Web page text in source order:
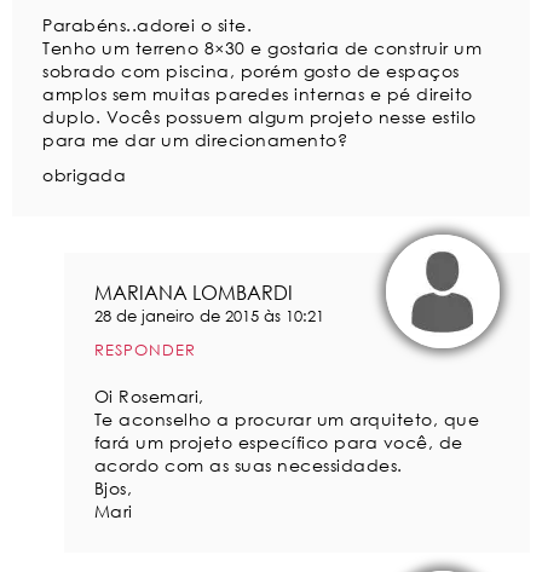
Parabéns..adorei o site.
Tenho um terreno 8×30 e gostaria de construir um
sobrado com piscina, porém gosto de espaços
amplos sem muitas paredes internas e pé direito
duplo. Vocês possuem algum projeto nesse estilo
para me dar um direcionamento?
obrigada
MARIANA LOMBARDI
28 de janeiro de 2015 às 10:21
RESPONDER
Oi Rosemari,
Te aconselho a procurar um arquiteto, que
fará um projeto específico para você, de
acordo com as suas necessidades.
Bjos,
Mari